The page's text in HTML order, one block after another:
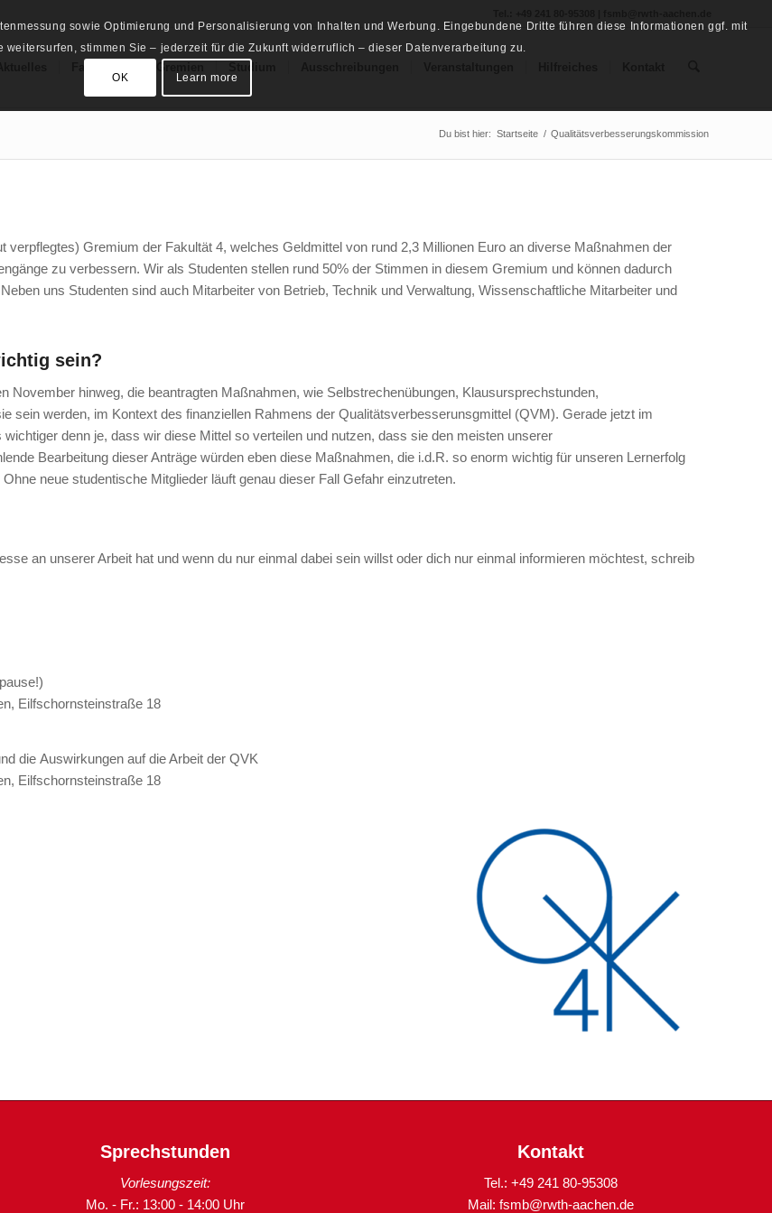
Du bist hier: Startseite / Qualitätsverbesserungskommission
Gremium der Fakultät 4, welches Geldmittel von rund 2,3 Millionen Euro an diverse Maßnahmen der
zu verbessern. Wir als Studenten stellen rund 50% der Stimmen in diesem Gremium und können dadurch
uns Studenten sind auch Mitarbeiter von Betrieb, Technik und Verwaltung, Wissenschaftliche Mitarbeiter und
sein?
November hinweg, die beantragten Maßnahmen, wie Selbstrechenübungen, Klausursprechstunden,
sein werden, im Kontext des finanziellen Rahmens der Qualitätsverbesserunsgmittel (QVM). Gerade jetzt im
denn je, dass wir diese Mittel so verteilen und nutzen, dass sie den meisten unserer
Bearbeitung dieser Anträge würden eben diese Maßnahmen, die i.d.R. so enorm wichtig für unseren Lernerfolg
neue studentische Mitglieder läuft genau dieser Fall Gefahr einzutreten.
an unserer Arbeit hat und wenn du nur einmal dabei sein willst oder dich nur einmal informieren möchtest, schreib
Eilfschornsteinstraße 18
die Auswirkungen auf die Arbeit der QVK
Eilfschornsteinstraße 18
Sprechstunden
Vorlesungszeit:
Mo. - Fr.: 13:00 - 14:00 Uhr
Kontakt
Tel.: +49 241 80-95308
Mail:fsmb@rwth-aachen.de
sowie Optimierung und Personalisierung von Inhalten und Werbung. Eingebundene Dritte führen diese Informationen ggf. mit
weitersurfen, stimmen Sie – jederzeit für die Zukunft widerruflich – dieser Datenverarbeitung zu.
OK Learn more